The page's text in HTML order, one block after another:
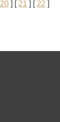
20 ] [ 21 ] [ 22 ]